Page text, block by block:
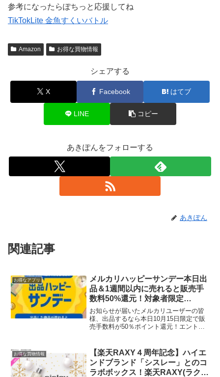
参考になったらぽちっと応援してね
TikTokLite 金魚すくいバトル
Amazon お得な買物情報
シェアする
X Facebook はてブ
LINE コピー
あきぽんをフォローする
あきぽん
関連記事
お得なアプリ
メルカリハッピーサンデー本日出
品＆1週間以内に売れると販売手
数料50%還元！対象者限定
50％OFFクーポンもきてるかも？
お知らせが届いたメルカリユーザーの皆
様、出品するなら本日10月15日限定で販
売手数料が50％ポイント還元！エントリ
ポイントは上限3000ポイント。（6万円販
売） メ...
お得な買物情報
【楽天RAXY４周年記念】ハイエ
ンドブランド「シスレー」とのコ
ラボボックス！楽天RAXY(ラクシ